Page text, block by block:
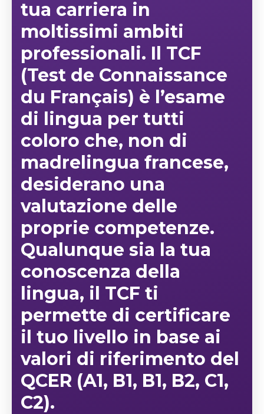
tua carriera in
moltissimi ambiti
professionali. Il TCF
(Test de Connaissance
du Français) è l’esame
di lingua per tutti
coloro che, non di
madrelingua francese,
desiderano una
valutazione delle
proprie competenze.
Qualunque sia la tua
conoscenza della
lingua, il TCF ti
permette di certificare
il tuo livello in base ai
valori di riferimento del
QCER (A1, B1, B1, B2, C1,
C2).